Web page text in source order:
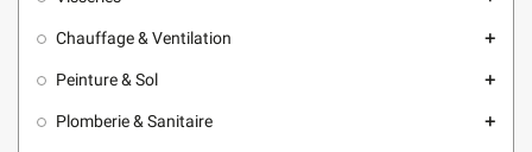
Chauffage & Ventilation add
Peinture & Sol add
Plomberie & Sanitaire add